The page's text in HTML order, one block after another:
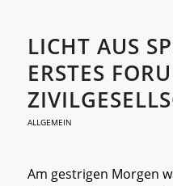
LICHT AUS
ERSTES
ALLGEMEIN
Am gestrigen Morgen